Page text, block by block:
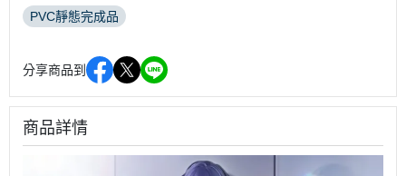
PVC靜態完成品
分享商品到
商品詳情